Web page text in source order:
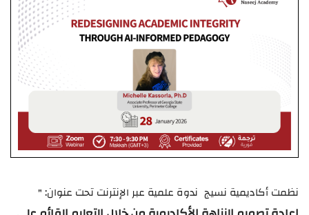
ن​ظمت أكاديمية نسيج ندوة علمية عبر الإنترنت تحت عنوان:​ "